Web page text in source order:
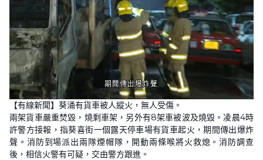
U
n
m
u
t
e
L
o
a
d
e
d
:
1
0
0
【有線新聞】葵涌有貨車被人縱火，無人受傷。
兩架貨車嚴重焚毀，燒剩車架，另外有8架車被波及燒毀。凌晨4時
許警方接報，指葵喜街一個露天停車場有貨車起火，期間傳出爆炸
聲。消防到場派出兩隊煙帽隊，開動兩條喉將火救熄。消防調查
後，相信火警有可疑，交由警方跟進。